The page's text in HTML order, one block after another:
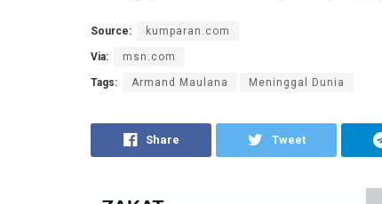
Source: kumparan.com
Via: msn.com
Tags: Armand Maulana Meninggal Dunia
Share Tweet